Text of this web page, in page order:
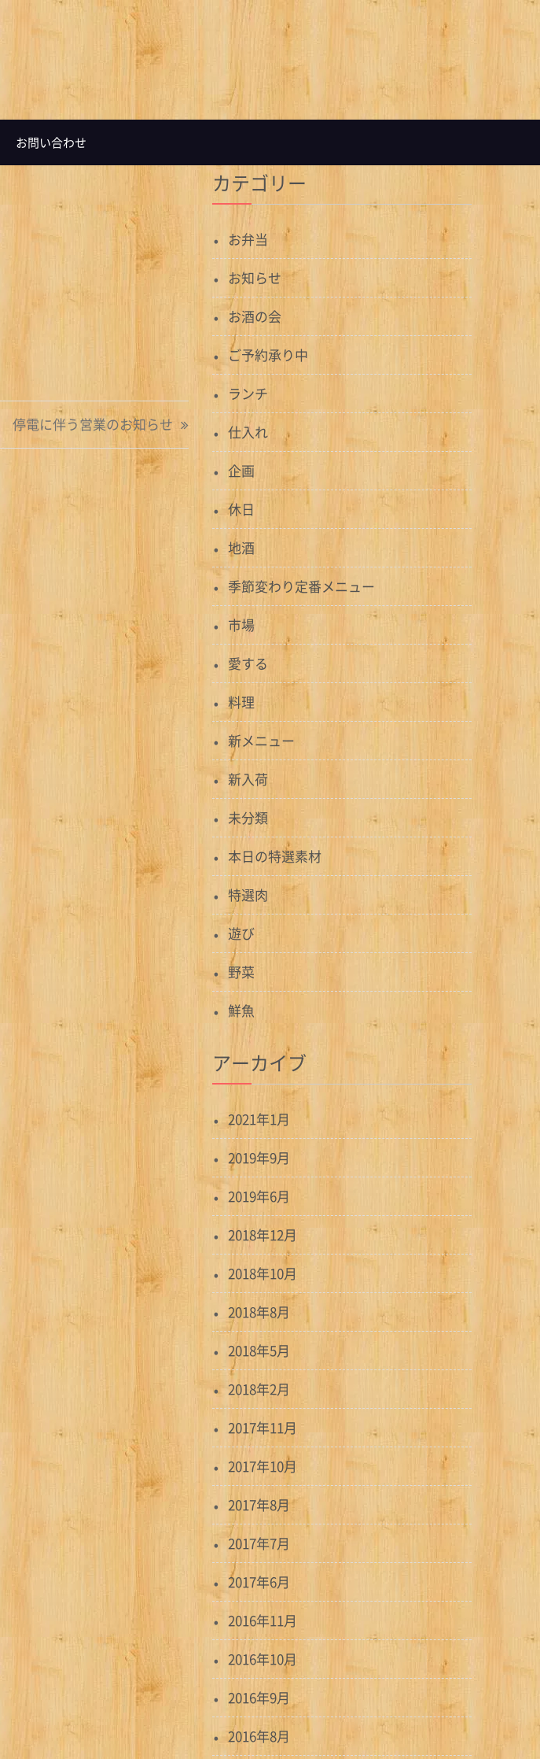
お問い合わせ
停電に伴う営業のお知らせ
カテゴリー
お弁当
お知らせ
お酒の会
ご予約承り中
ランチ
仕入れ
企画
休日
地酒
季節変わり定番メニュー
市場
愛する
料理
新メニュー
新入荷
未分類
本日の特選素材
特選肉
遊び
野菜
鮮魚
アーカイブ
2021年1月
2019年9月
2019年6月
2018年12月
2018年10月
2018年8月
2018年5月
2018年2月
2017年11月
2017年10月
2017年8月
2017年7月
2017年6月
2016年11月
2016年10月
2016年9月
2016年8月